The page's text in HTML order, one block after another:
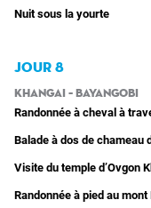
Nuit sous la yourte
JOUR 8
Khangai – BayanGobi
Randonnée à cheval à
Balade à dos de chameau
Visite du temple d’Ovgon
Randonnée à pied au mont